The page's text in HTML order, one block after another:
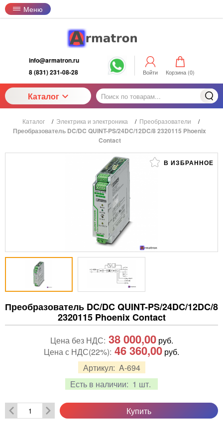
Меню
info@armatron.ru
8 (831) 231-08-28
Войти Корзина (0)
Каталог
Каталог / Электрика и электроника / Преобразователи /
Преобразователь DC/DC QUINT-PS/24DC/12DC/8 2320115 Phoenix
Contact
В ИЗБРАННОЕ
Преобразователь DC/DC QUINT-PS/24DC/12DC/8
2320115 Phoenix Contact
Артикул: A-694
Есть в наличии: 1 шт.
Цена без НДС: 38 000,00руб.
Цена с НДС(22%): 46 360,00 руб.
Купить